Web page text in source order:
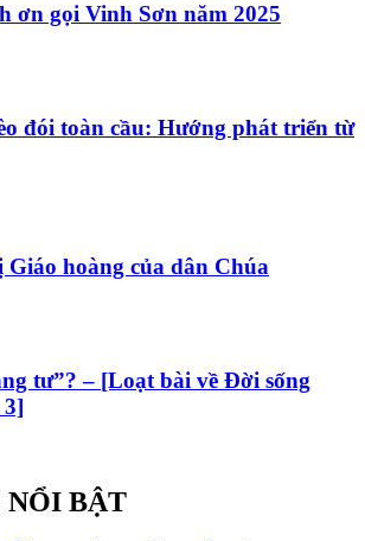
ơn gọi Vinh Sơn năm 2025
đói toàn cầu: Hướng phát triển từ
hoàng của dân Chúa
tư”? – [Loạt bài về Đời sống
NỔI BẬT